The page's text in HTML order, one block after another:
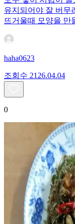
유지되어야 잘 버무
뜨거울때 모양을 만
haha0623
조회수 21 26.04.04
0